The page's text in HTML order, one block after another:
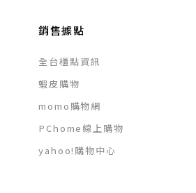
銷售據點
全台櫃點資訊
蝦皮購物
momo購物網
PChome線上購物
yahoo!購物中心